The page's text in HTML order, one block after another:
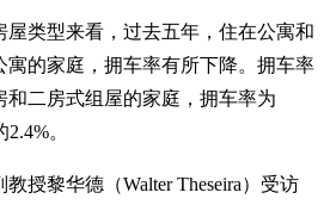
屋类型来看，过去五年，住在公寓和
寓的家庭，拥车率有所下降。拥车率
二房式组屋的家庭，拥车率为
。
授黎华德（Walter Theseira）受访